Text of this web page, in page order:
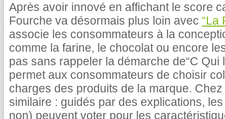
Après avoir innové en affichant le score
Fourche va désormais plus loin avec “La
associe les consommateurs à la
comme la farine, le chocolat ou encore
pas sans rappeler la démarche de“C Qui
permet aux consommateurs de choisir
charges des produits de la marque.
similaire : guidés par des explications,
non) peuvent voter pour les